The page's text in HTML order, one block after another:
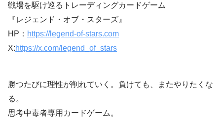
戦場を駆け巡るトレーディングカードゲーム
『レジェンド・オブ・スターズ』
HP： https://legend-of-stars.com
X:https://x.com/legend_of_stars
勝つたびに理性が削れていく。負けても、またやりたくな
る。
思考中毒者専用カードゲーム。